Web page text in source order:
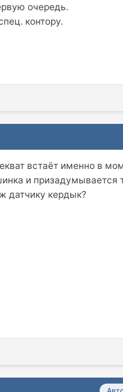
очередь.
контору.
встаёт именно в
и призадумывается
датчику кердык?